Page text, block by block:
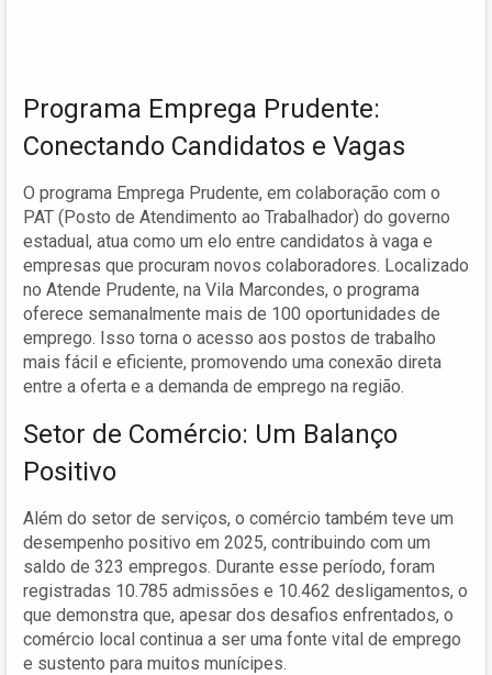
Programa Emprega Prudente:
Conectando Candidatos e Vagas
O programa Emprega Prudente, em colaboração com o
PAT (Posto de Atendimento ao Trabalhador) do governo
estadual, atua como um elo entre candidatos à vaga e
empresas que procuram novos colaboradores. Localizado
no Atende Prudente, na Vila Marcondes, o programa
oferece semanalmente mais de 100 oportunidades de
emprego. Isso torna o acesso aos postos de trabalho
mais fácil e eficiente, promovendo uma conexão direta
entre a oferta e a demanda de emprego na região.
Setor de Comércio: Um Balanço
Positivo
Além do setor de serviços, o comércio também teve um
desempenho positivo em 2025, contribuindo com um
saldo de 323 empregos. Durante esse período, foram
registradas 10.785 admissões e 10.462 desligamentos, o
que demonstra que, apesar dos desafios enfrentados, o
comércio local continua a ser uma fonte vital de emprego
e sustento para muitos munícipes.